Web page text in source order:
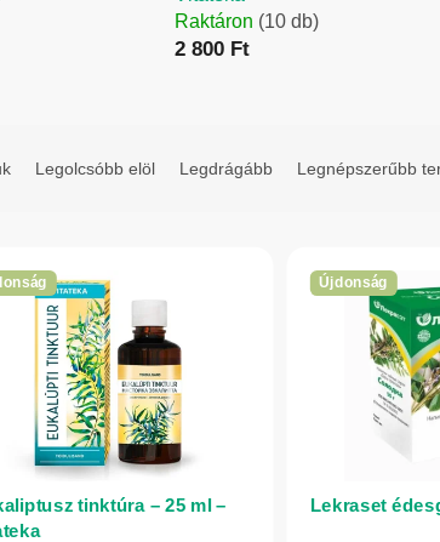
Raktáron (10 db)
2 800 Ft
Legolcsóbb elöl Legdrágább Legnépszerűbb
tinktúra – 25 ml –
Újdonság
Lekraset